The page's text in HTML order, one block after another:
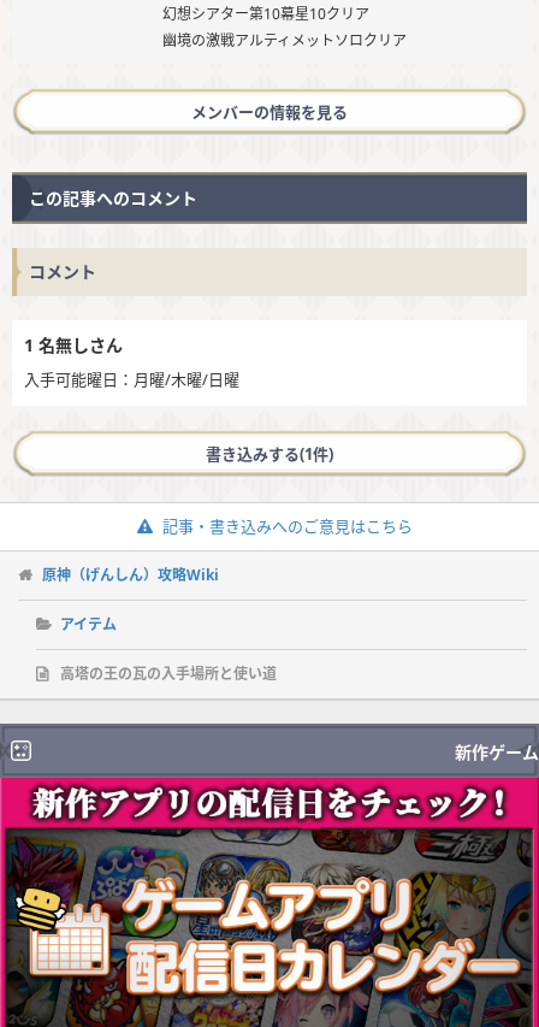
幻想シアター第10幕星10クリア
幽境の激戦アルティメットソロクリア
メンバーの情報を見る
この記事へのコメント
コメント
1 名無しさん
入手可能曜日：月曜/木曜/日曜
書き込みする(1件)
記事・書き込みへのご意見はこちら
原神（げんしん）攻略Wiki
アイテム
高塔の王の瓦の入手場所と使い道
新作ゲーム